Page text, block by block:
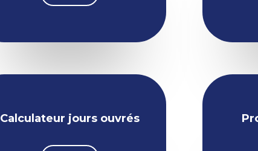
Calculateur jours ouvrés